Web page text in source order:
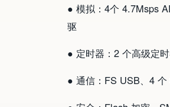
● 模拟：4个 4.7Msps
驱
● 定时器：2 个高级定
● 通信：FS USB、4